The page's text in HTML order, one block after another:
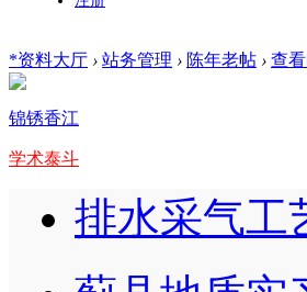
*资料大厅 › 站务管理 › 陈年老帖 › 查
锦锈香江
学术泰斗
排水采气工